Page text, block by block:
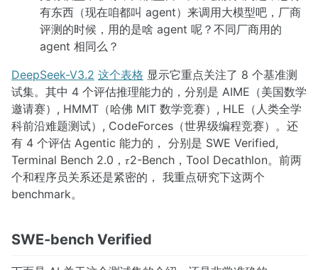
有东西（现在咱都叫 agent）来调用大模型吧，厂商
评测的时候，用的是啥 agent 呢？不同厂商用的
agent 相同么？
DeepSeek-V3.2 这个表格 显示它重点关注了 8 个基准测
试集。其中 4 个评估推理能力的，分别是 AIME（美国数学
邀请赛）, HMMT（哈佛 MIT 数学竞赛）, HLE（人类全学
科前沿难题测试）, CodeForces（世界级编程竞赛）。还
有 4 个评估 Agentic 能力的， 分别是 SWE Verified,
Terminal Bench 2.0，𝜏2-Bench，Tool Decathlon。前两
个和程序员关系还是紧密的， 我重点研究下这两个
benchmark。
SWE-bench Verified